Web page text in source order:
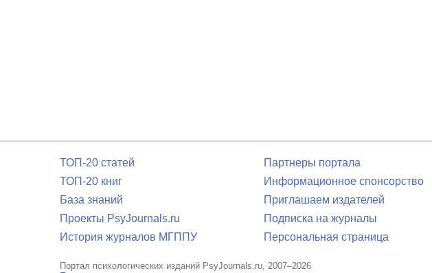
ТОП-20 статей
ТОП-20 книг
База знаний
Проекты PsyJournals.ru
История журналов МГППУ
Партнеры портала
Информационное спонсорство
Приглашаем издателей
Подписка на журналы
Персональная страница
Портал психологических изданий PsyJournals.ru, 2007–2026